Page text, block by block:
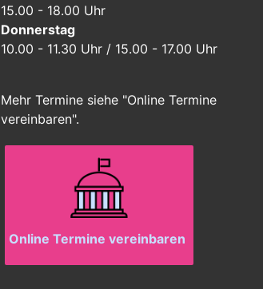
15.00 - 18.00 Uhr
Donnerstag
10.00 - 11.30 Uhr / 15.00 - 17.00 Uhr
Mehr Termine siehe "Online Termine
vereinbaren".
Online Termine vereinbaren